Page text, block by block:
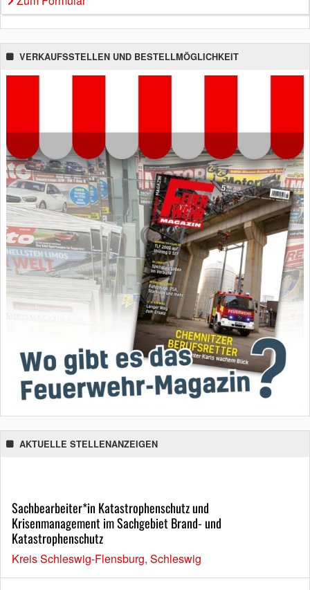
VERKAUFSSTELLEN UND BESTELLMÖGLICHKEIT
AKTUELLE STELLENANZEIGEN
Sachbearbeiter*in Katastrophenschutz und
Krisenmanagement im Sachgebiet Brand- und
Katastrophenschutz
Kreis Schleswig-Flensburg, Schleswig